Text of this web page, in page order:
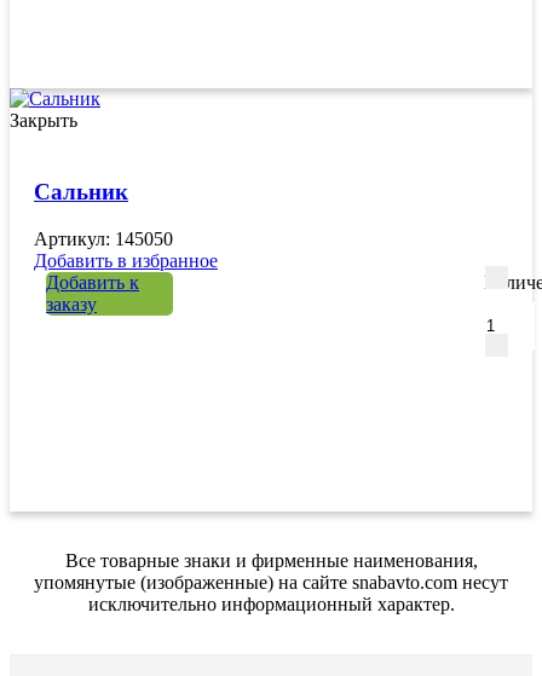
Закрыть
Сальник
Артикул: 145050
Добавить в избранное
Добавить к
заказу
Все товарные знаки и фирменные наименования,
упомянутые (изображенные) на сайте snabavto.com несут
исключительно информационный характер.